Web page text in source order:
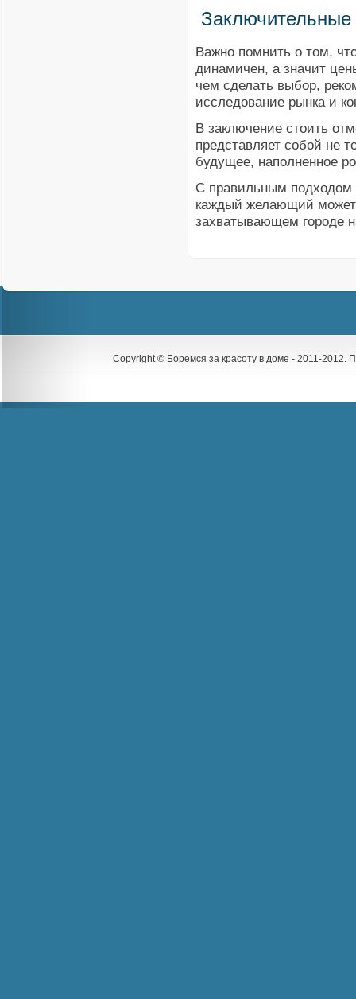
Важно помнить о том,
динамичен, а значит
чем сделать выбор,
исследование рынка и
В заключение стоить
представляет собой не
будущее, наполненное
С правильным подходом
каждый желающий может
захватывающем городе
Copyright © Боремся за красоту в доме - 2011-2012.